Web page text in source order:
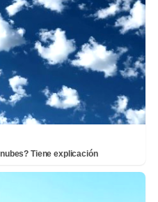
Tiene explicación